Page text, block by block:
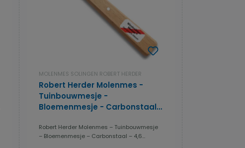
MOLENMES SOLINGEN ROBERT HERDER
Robert Herder Molenmes -
Tuinbouwmesje -
Bloemenmesje - Carbonstaal -
Beukenhout
Robert Herder Molenmes – Tuinbouwmesje
– Bloemenmesje – Carbonstaal – 4,6...